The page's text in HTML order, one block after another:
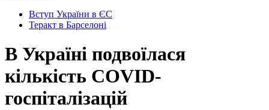
Вступ України в ЄС
Теракт в Барселоні
В Україні подвоїлася
кількість COVID-
госпіталізацій